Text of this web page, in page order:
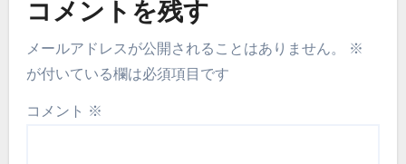
コメントを残す
メールアドレスが公開されることはありません。
※
が付いている欄は必須項目です
コメント ※